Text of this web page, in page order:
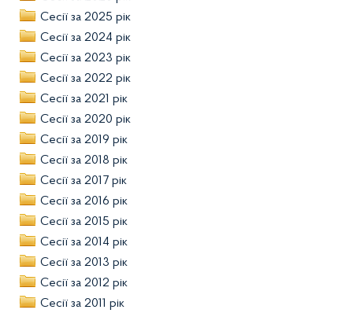
Сесії за 2025 рік
Сесії за 2024 рік
Сесії за 2023 рік
Сесії за 2022 рік
Сесії за 2021 рік
Сесії за 2020 рік
Сесії за 2019 рік
Сесії за 2018 рік
Сесії за 2017 рік
Сесії за 2016 рік
Сесії за 2015 рік
Сесії за 2014 рік
Сесії за 2013 рік
Сесії за 2012 рік
Сесії за 2011 рік